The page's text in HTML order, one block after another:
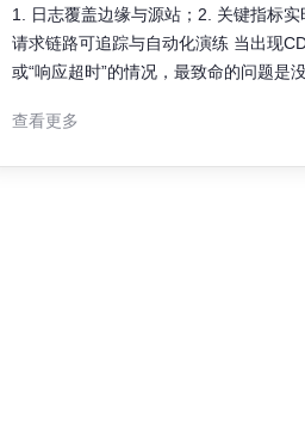
1. 日志覆盖边缘与源站；2. 关键指标实
请求链路可追踪与自动化演练 当出现
或“响应超时”的情况，最致命的问题是没
监控，做到一眼看穿根因——是DNS、
查看更多